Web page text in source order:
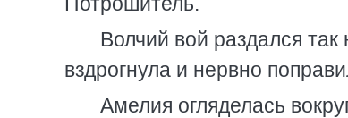
Волчий вой раздался
вздрогнула и нервно
Амелия огляделась